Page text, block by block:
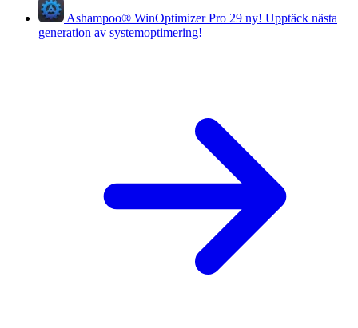
Ashampoo® WinOptimizer Pro 29 ny! Upptäck nästa
generation av systemoptimering!